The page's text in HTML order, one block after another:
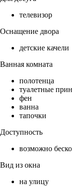
телевизор
Оснащение двора
детские качели
Ванная комната
полотенца
туалетные
фен
ванна
тапочки
Доступность
возможно
Вид из окна
на улицу